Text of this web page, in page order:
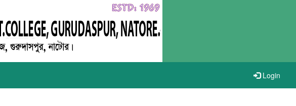
Login